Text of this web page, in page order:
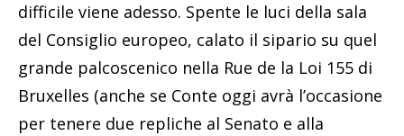
difficile viene adesso. Spente le luci della sala
del Consiglio europeo, calato il sipario su quel
grande palcoscenico nella Rue de la Loi 155 di
Bruxelles (anche se Conte oggi avrà l’occasione
per tenere due repliche al Senato e alla